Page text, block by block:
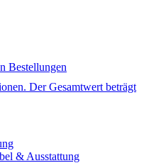
Bestellungen
Der Gesamtwert beträgt
& Ausstattung